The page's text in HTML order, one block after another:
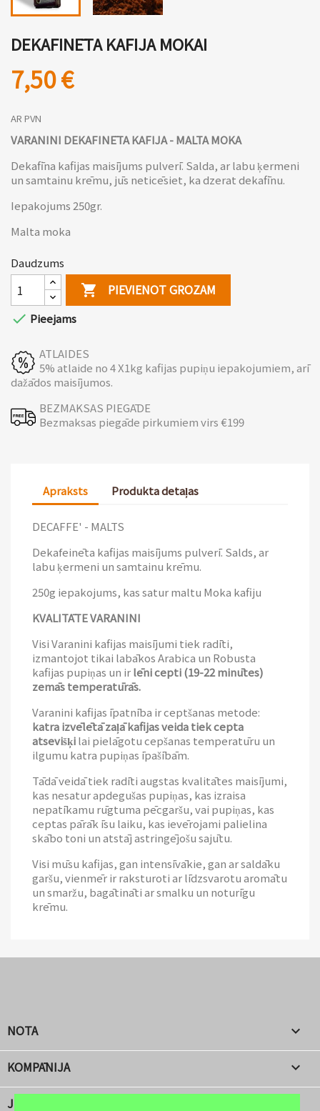
DEKAFINĒTA KAFIJA MOKAI
7,50 €
AR PVN
VARANINI DEKAFINĒTA KAFIJA - MALTA MOKA
Dekafīna kafijas maisījums pulverī. Salda, ar labu ķermeni
un samtainu krēmu, jūs neticēsiet, ka dzerat dekafīnu.
Iepakojums 250gr.
Malta moka
Daudzums

PIEVIENOT GROZAM
 Pieejams
ATLAIDES
5% atlaide no 4 X1kg kafijas pupiņu iepakojumiem, arī
dažādos maisījumos.
BEZMAKSAS PIEGĀDE
Bezmaksas piegāde pirkumiem virs €199
Apraksts Produkta detaļas
DECAFFE' - MALTS
Dekafeinēta kafijas maisījums pulverī. Salds, ar
labu ķermeni un samtainu krēmu.
250g iepakojums, kas satur maltu Moka kafiju
KVALITĀTE VARANINI
Visi Varanini kafijas maisījumi tiek radīti,
izmantojot tikai labākos Arabica un Robusta
kafijas pupiņas un irlēni cepti (19-22 minūtes)
zemās temperatūrās.
Varanini kafijas īpatnība ir ceptšanas metode:
katra izvēlētā zaļā kafijas veida tiek cepta
atsevišķilai pielāgotu cepšanas temperatūru un
ilgumu katra pupiņas īpašībām.
Tādā veidā tiek radīti augstas kvalitātes maisījumi,
kas nesatur apdegušas pupiņas, kas izraisa
nepatīkamu rūgtuma pēcgaršu, vai pupiņas, kas
ceptas pārāk īsu laiku, kas ievērojami palielina
skābo toni un atstāj astringējošu sajūtu.
Visi mūsu kafijas, gan intensīvākie, gan ar saldāku
garšu, vienmēr ir raksturoti ar līdzsvarotu aromātu
un smaržu, bagātināti ar smalku un noturīgu
krēmu.
NOTA 
KOMPĀNIJA 
JŪSU KONTS